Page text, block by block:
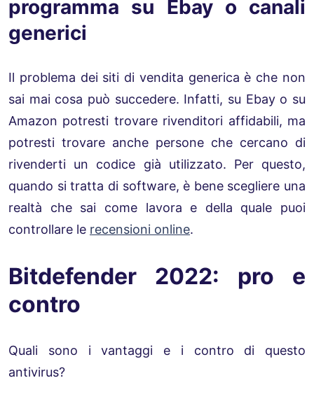
programma su Ebay o canali
generici
Il problema dei siti di vendita generica è che non
sai mai cosa può succedere. Infatti, su Ebay o su
Amazon potresti trovare rivenditori affidabili, ma
potresti trovare anche persone che cercano di
rivenderti un codice già utilizzato. Per questo,
quando si tratta di software, è bene scegliere una
realtà che sai come lavora e della quale puoi
controllare le recensioni online.
Bitdefender 2022: pro e
contro
Quali sono i vantaggi e i contro di questo
antivirus?